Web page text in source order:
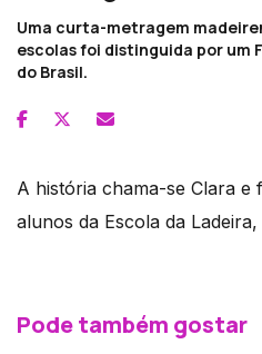
Uma curta-metragem
escolas foi distinguida por um
do Brasil.
A história chama-se Clara
alunos da Escola da
Pode também gostar